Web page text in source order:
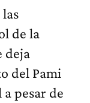
de la
deja
del Pami
pesar de